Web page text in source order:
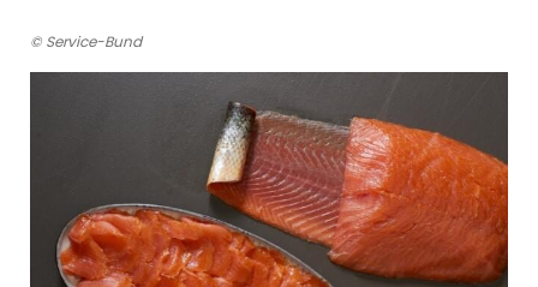
© Service-Bund